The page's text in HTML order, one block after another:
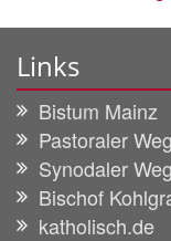
Links
Bistum Mainz
Pastoraler Weg
Synodaler Weg
Bischof
katholisch.de